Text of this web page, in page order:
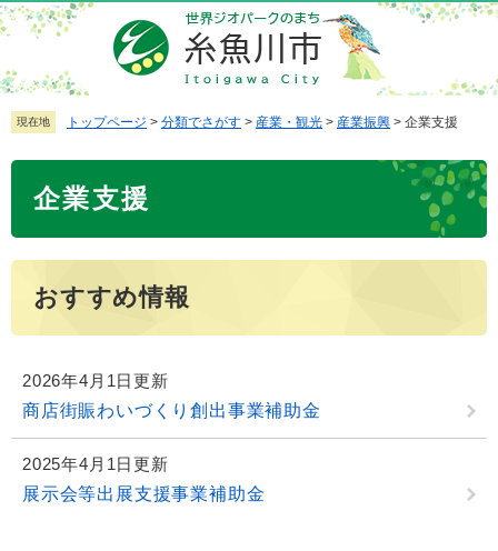
ペ
ー
ジ
の
先
メ
ニ
ュ
ー
を現在地 トップページ > 分類でさがす > 産業・観光 > 産業振興 > 企業支援
企業支援
おすすめ情報
2026年4月1日更新
商店街賑わいづくり創出事業補助金
2025年4月1日更新
展示会等出展支援事業補助金